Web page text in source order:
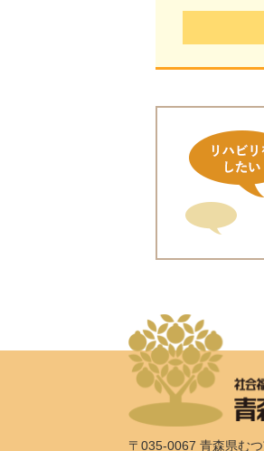
〒035-0067 青森県む